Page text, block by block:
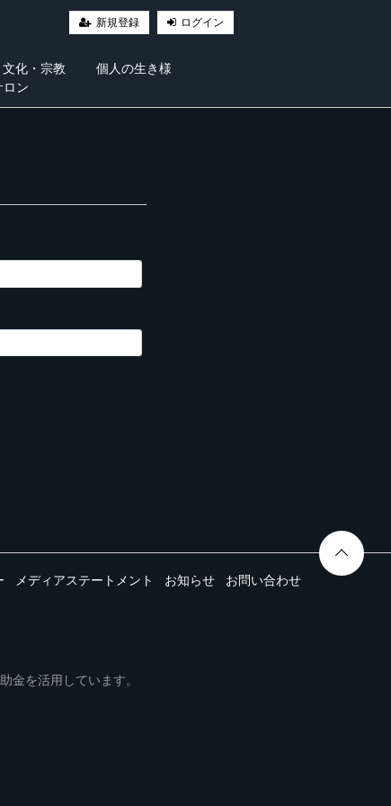
新規登録 ログイン
文化・宗教
個人の生き様
ロン
メディアステートメント お知らせ お問い合わせ
を活用しています。